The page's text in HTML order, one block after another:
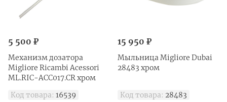
5 500 ₽
Механизм дозатора
Migliore Ricambi Acessori
ML.RIC-ACC017.CR хром
Код товара: 16539
15 950 ₽
Мыльница Migliore Dubai
28483 хром
Код товара: 28483